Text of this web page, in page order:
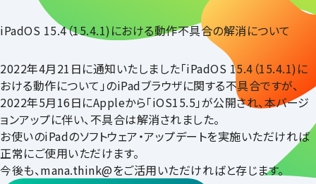
iPadOS 15.4（15.4.1)における動作不具合の解消について
2022年4月21日に通知いたしました「iPadOS 15.4（15.4.1)に
おける動作について」のiPadブラウザに関する不具合ですが、
2022年5月16日にAppleから「iOS15.5」が公開され、本バージ
ョンアップに伴い、不具合は解消されました。
お使いのiPadのソフトウェア・アップデートを実施いただければ
正常にご使用いただけます。
今後も、mana.think@をご活用いただければと存じます。